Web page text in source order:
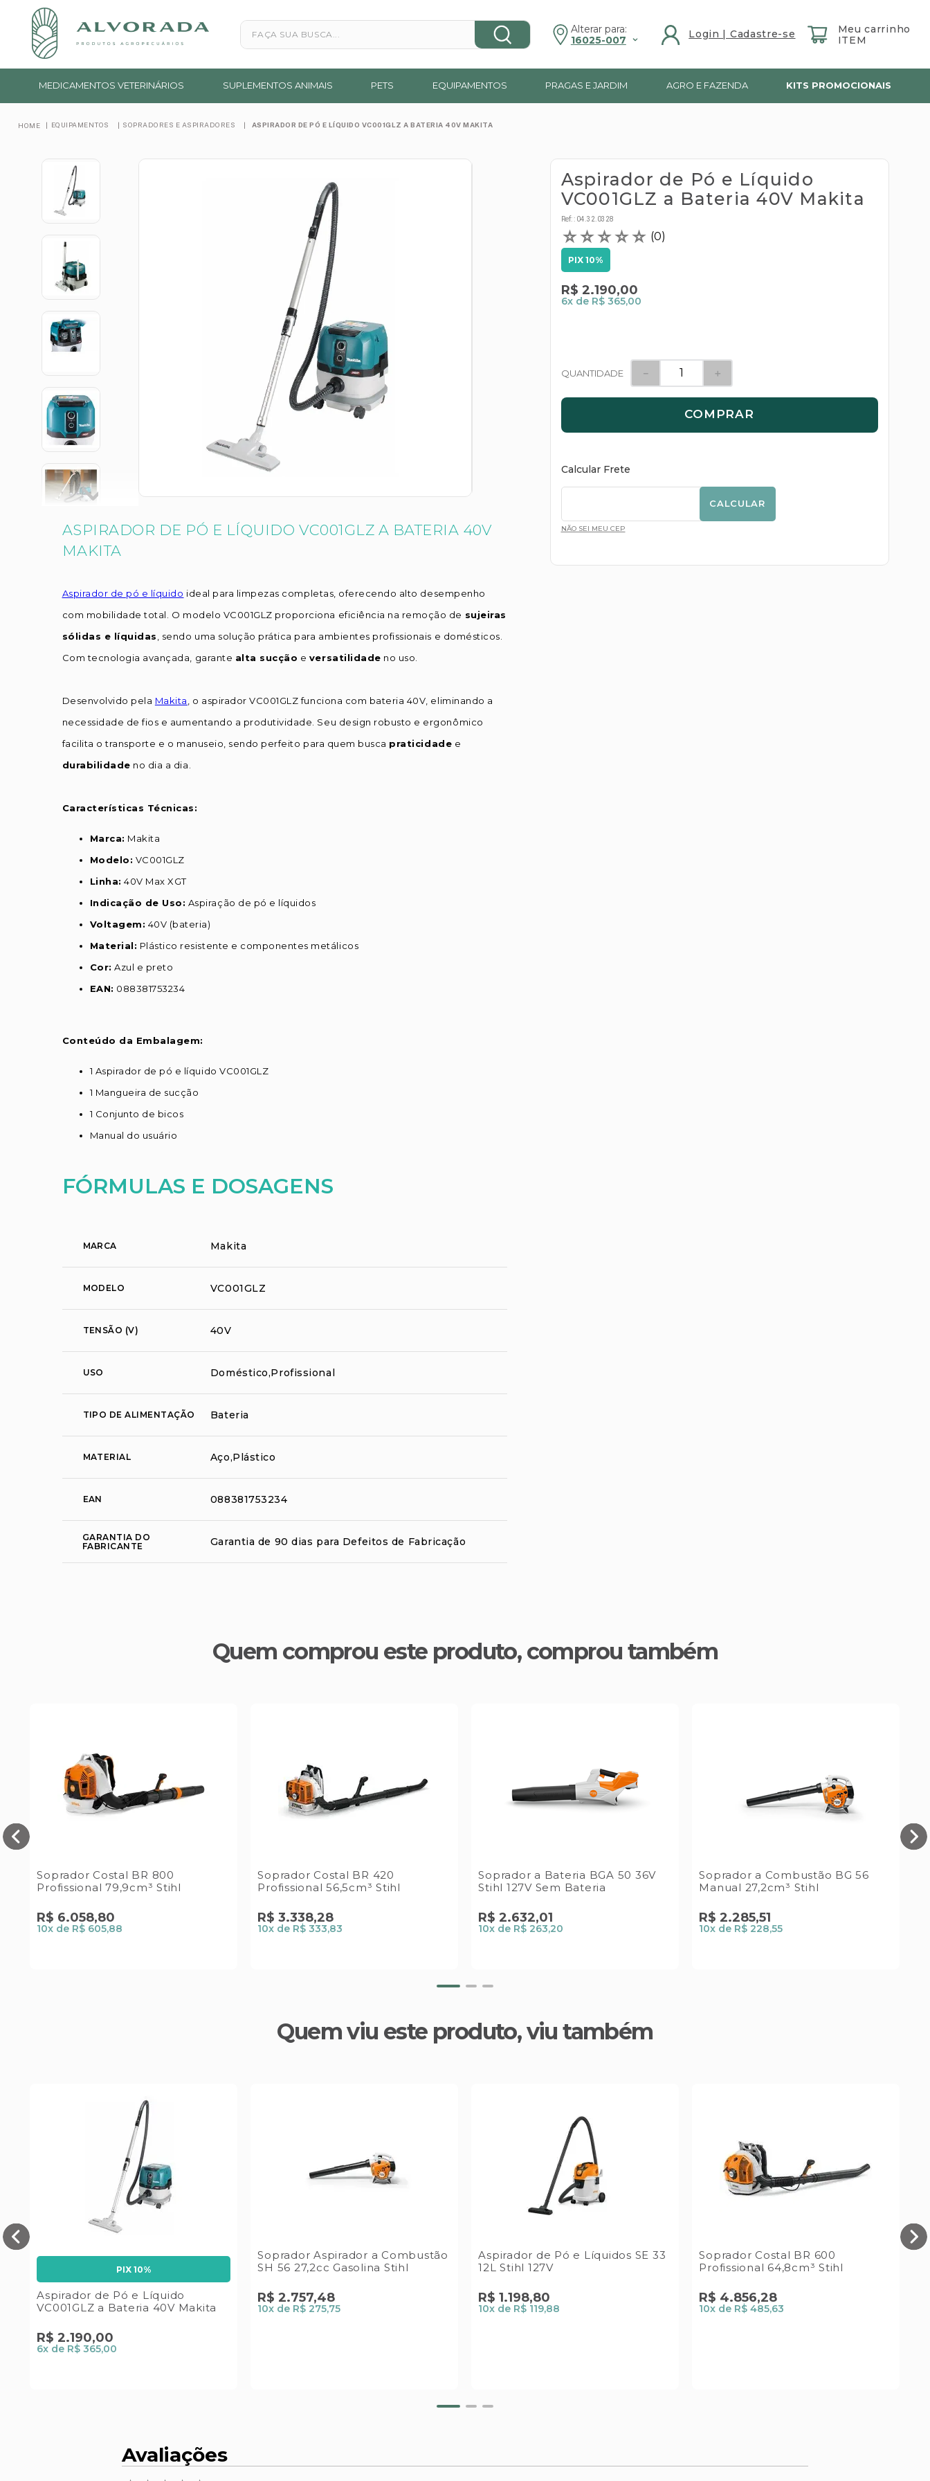
Faça sua busca...
Alterar para:
16025-007
MEDICAMENTOS VETERINÁRIOS SUPLEMENTOS ANIMAIS PETS EQUIPAMENTOS PRAGAS E JARDIM AGRO E FAZENDA KITS PROMOCIONAIS
EQUIPAMENTOS SOPRADORES E ASPIRADORES ASPIRADOR DE PÓ E LÍQUIDO VC001GLZ A BATERIA 40V MAKITA
ASPIRADOR DE PÓ E LÍQUIDO VC001GLZ A BATERIA 40V
MAKITA
Aspirador de pó e líquido ideal para limpezas completas, oferecendo alto desempenho
com mobilidade total. O modelo VC001GLZ proporciona eficiência na remoção de sujeiras
sólidas e líquidas
, sendo uma solução prática para ambientes profissionais e domésticos.
Com tecnologia avançada, garante alta sucção e versatilidade no uso.
Desenvolvido pela Makita
, o aspirador VC001GLZ funciona com bateria 40V, eliminando a
necessidade de fios e aumentando a produtividade. Seu design robusto e ergonômico
facilita o transporte e o manuseio, sendo perfeito para quem busca praticidade e
durabilidade no dia a dia.
Características Técnicas:
Marca: Makita
Modelo: VC001GLZ
Linha: 40V Max XGT
Indicação de Uso: Aspiração de pó e líquidos
Voltagem: 40V (bateria)
Material: Plástico resistente e componentes metálicos
Cor: Azul e preto
EAN: 088381753234
Conteúdo da Embalagem:
1 Aspirador de pó e líquido VC001GLZ
1 Mangueira de sucção
1 Conjunto de bicos
Manual do usuário
FÓRMULAS E DOSAGENS
MARCA Makita
MODELO VC001GLZ
TENSÃO (V) 40V
USO Doméstico,Profissional
TIPO DE ALIMENTAÇÃO Bateria
MATERIAL Aço,Plástico
EAN 088381753234
GARANTIA DO
FABRICANTE
Garantia de 90 dias para Defeitos de Fabricação
Aspirador de Pó e Líquido
VC001GLZ a Bateria 40V Makita
Ref: : 04.32.0328
☆☆☆☆☆ (0)
PIX 10%
R$ 2.190,00
6x de R$ 365,00
QUANTIDADE ＋
－
COMPRAR
Calcular Frete
CALCULAR
NÃO SEI MEU CEP
Quem comprou este produto, comprou também
Soprador Costal BR 800
Profissional 79,9cm³ Stihl
R$ 6.058,80
10x de R$ 605,88
Soprador Costal BR 420
Profissional 56,5cm³ Stihl
R$ 3.338,28
10x de R$ 333,83
Soprador a Bateria BGA 50 36V
Stihl 127V Sem Bateria
R$ 2.632,01
10x de R$ 263,20
Soprador a Combustão BG 56
Manual 27,2cm³ Stihl
R$ 2.285,51
10x de R$ 228,55
Quem viu este produto, viu também
PIX 10%
Aspirador de Pó e Líquido
VC001GLZ a Bateria 40V Makita
R$ 2.190,00
6x de R$ 365,00
Soprador Aspirador a Combustão
SH 56 27,2cc Gasolina Stihl
R$ 2.757,48
10x de R$ 275,75
Aspirador de Pó e Líquidos SE 33
12L Stihl 127V
R$ 1.198,80
10x de R$ 119,88
Soprador Costal BR 600
Profissional 64,8cm³ Stihl
R$ 4.856,28
10x de R$ 485,63
Avaliações